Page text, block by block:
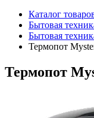
Каталог
Бытовая
Бытовая
Термопот
Термопот